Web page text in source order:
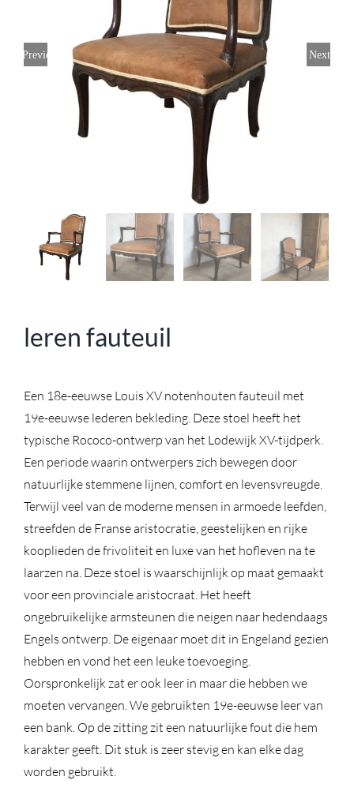
Previous Next
leren fauteuil
Een 18e-eeuwse Louis XV notenhouten fauteuil met
19e-eeuwse lederen bekleding. Deze stoel heeft het
typische Rococo-ontwerp van het Lodewijk XV-tijdperk.
Een periode waarin ontwerpers zich bewegen door
natuurlijke stemmene lijnen, comfort en levensvreugde.
Terwijl veel van de moderne mensen in armoede leefden,
streefden de Franse aristocratie, geestelijken en rijke
kooplieden de frivoliteit en luxe van het hofleven na te
laarzen na. Deze stoel is waarschijnlijk op maat gemaakt
voor een provinciale aristocraat. Het heeft
ongebruikelijke armsteunen die neigen naar hedendaags
Engels ontwerp. De eigenaar moet dit in Engeland gezien
hebben en vond het een leuke toevoeging.
Oorspronkelijk zat er ook leer in maar die hebben we
moeten vervangen. We gebruikten 19e-eeuwse leer van
een bank. Op de zitting zit een natuurlijke fout die hem
karakter geeft. Dit stuk is zeer stevig en kan elke dag
worden gebruikt.